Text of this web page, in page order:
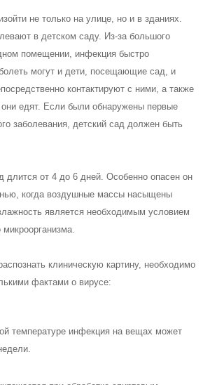
не только на улице, но и в зданиях.
в детском саду. Из-за большого
помещении, инфекция быстро
могут и дети, посещающие сад, и
контактируют с ними, а также
они едят. Если были обнаружены первые
заболевания, детский сад должен быть
длится от 4 до 6 дней. Особенно опасен он
когда воздушные массы насыщены
является необходимым условием
клиническую картину, необходимо
фактами о вирусе:
температуре инфекция на вещах может